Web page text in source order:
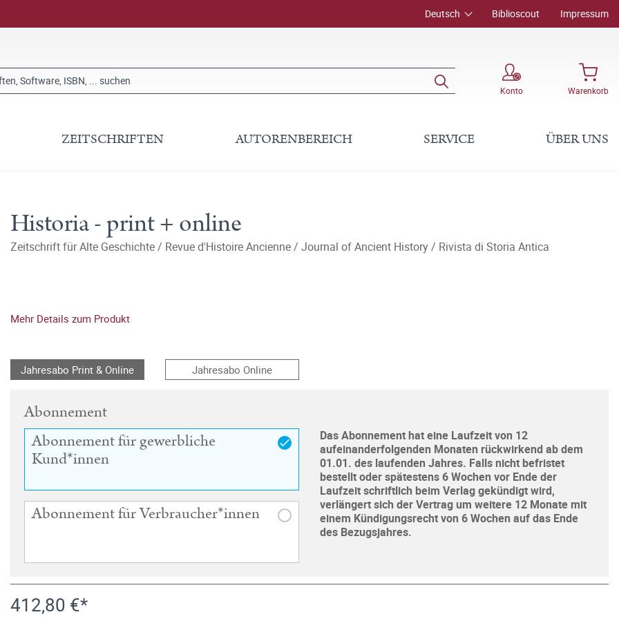
Deutsch Biblioscout Impressum
Konto Warenkorb
ZEITSCHRIFTEN AUTORENBEREICH SERVICE ÜBER UNS
Historia - print + online
Zeitschrift für Alte Geschichte / Revue d'Histoire Ancienne / Journal of Ancient History / Rivista di Storia Antica
Mehr Details zum Produkt
Jahresabo Print & Online Jahresabo Online
Abonnement
Abonnement für gewerbliche
Kund*innen
Abonnement für Verbraucher*innen
Das Abonnement hat eine Laufzeit von 12
aufeinanderfolgenden Monaten rückwirkend ab dem
01.01. des laufenden Jahres. Falls nicht befristet
bestellt oder spätestens 6 Wochen vor Ende der
Laufzeit schriftlich beim Verlag gekündigt wird,
verlängert sich der Vertrag um weitere 12 Monate mit
einem Kündigungsrecht von 6 Wochen auf das Ende
des Bezugsjahres.
412,80 €*